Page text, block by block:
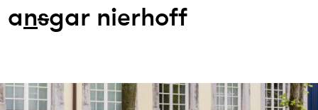
ansgar nierhoff